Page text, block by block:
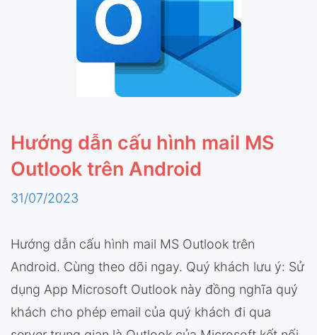
Hướng dẫn cấu hình mail MS
Outlook trên Android
31/07/2023
Hướng dẫn cấu hình mail MS Outlook trên
Android. Cùng theo dõi ngay. Quý khách lưu ý: Sử
dụng App Microsoft Outlook này đồng nghĩa quý
khách cho phép email của quý khách đi qua